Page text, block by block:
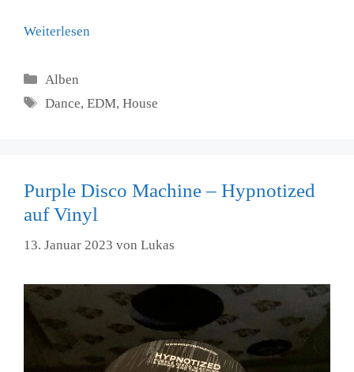
Weiterlesen
Kategorien
Alben
Schlagwörter
Dance,EDM,House
Purple Disco Machine – Hypnotized
auf Vinyl
13. Januar 2023 von Lukas